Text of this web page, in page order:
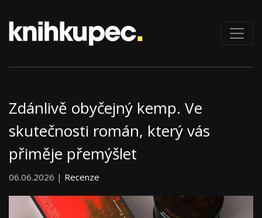
Zdánlivě obyčejný kemp. Ve
skutečnosti román, který vás
přiměje přemýšlet
06.06.2026 | Recenze